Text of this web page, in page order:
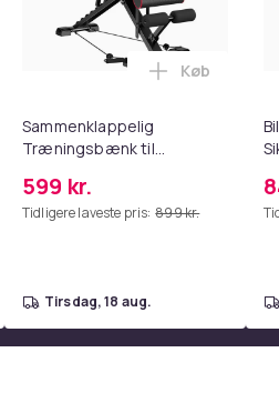
- Mave- og
Beauty Vanity Namira - make
Sammenklappelig
Træningsbænk til
Ryg & Sæde, 300 kg
Belastning
599 kr.
Tidligere laveste pris: 899 kr.
Læg
Køb
tirsdag, 18 aug.